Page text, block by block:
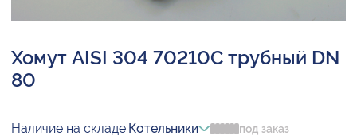
Хомут AISI 304 70210С трубный DN
80
Наличие на складе:Котельники под заказ